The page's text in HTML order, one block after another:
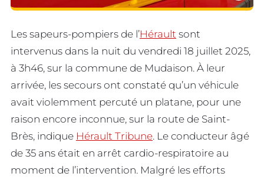
Les sapeurs-pompiers de l’Hérault sont
intervenus dans la nuit du vendredi 18 juillet 2025,
à 3h46, sur la commune de Mudaison. À leur
arrivée, les secours ont constaté qu’un véhicule
avait violemment percuté un platane, pour une
raison encore inconnue, sur la route de Saint-
Brès, indique Hérault Tribune. Le conducteur âgé
de 35 ans était en arrêt cardio-respiratoire au
moment de l’intervention. Malgré les efforts